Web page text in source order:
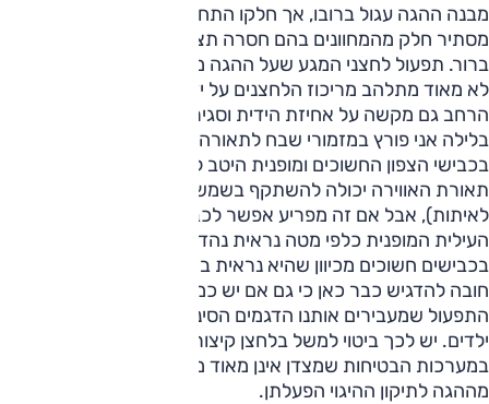
מבנה ההגה עגול ברובו, אך חלקו התחתון ישר, והבעיה היא שהוא
מסתיר חלק מהמחוונים בהם חסרה תצוגה קלאסית עם מד סל"ד
ברור. תפעול לחצני המגע שעל ההגה מטריד כמקודם, ואני עדיין
לא מאוד מתלהב מריכוז הלחצנים על ידית הדלת. לוח השליטה
הרחב גם מקשה על אחיזת הידית וסגירת הדלת.
בלילה אני פורץ במזמורי שבח לתאורה החכמה הפועלת נפלא
בכבישי הצפון החשוכים ומופנית היטב להיכן שנחוץ. ברגעים אלה
תאורת האווירה יכולה להשתקף בשמשה (בייחוד החלק המוקצה
לאיתות), אבל אם זה מפריע אפשר לכבותה. תאורת הבלימה
העילית המופנית כלפי מטה נראית נהדר אבל עלולה להטריד
בכבישים חשוכים מכיוון שהיא נראית במראה.
חובה להדגיש כבר כאן כי גם אם יש כמה תלונות, אחרי טירונות
התפעול שמעבירים אותנו הדגמים הסיניים, כאן מדובר במשחק
ילדים. יש לכך ביטוי למשל בלחצן קיצור דרך המאפשר שליטה
במערכות הבטיחות שמצדן אינן מאוד מטרידות, גם ביטול מהיר
מההגה לתיקון ההיגוי הפעלתן.